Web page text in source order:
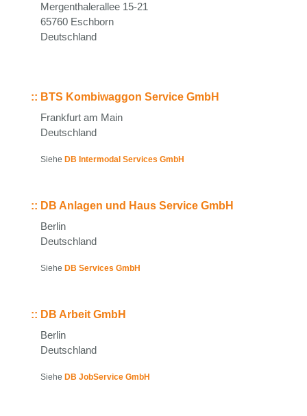
Mergenthalerallee 15-21
65760 Eschborn
Deutschland
:: BTS Kombiwaggon Service GmbH
Frankfurt am Main
Deutschland
Siehe DB Intermodal Services GmbH
:: DB Anlagen und Haus Service GmbH
Berlin
Deutschland
Siehe DB Services GmbH
:: DB Arbeit GmbH
Berlin
Deutschland
Siehe DB JobService GmbH